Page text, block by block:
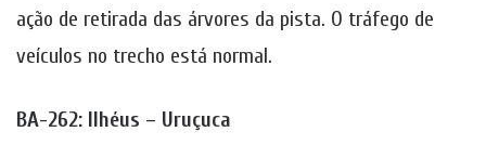
ação de retirada das árvores da pista. O tráfego de
veículos no trecho está normal.
BA-262: Ilhéus – Uruçuca